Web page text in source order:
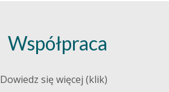
Współpraca
Dowiedz się więcej (klik)